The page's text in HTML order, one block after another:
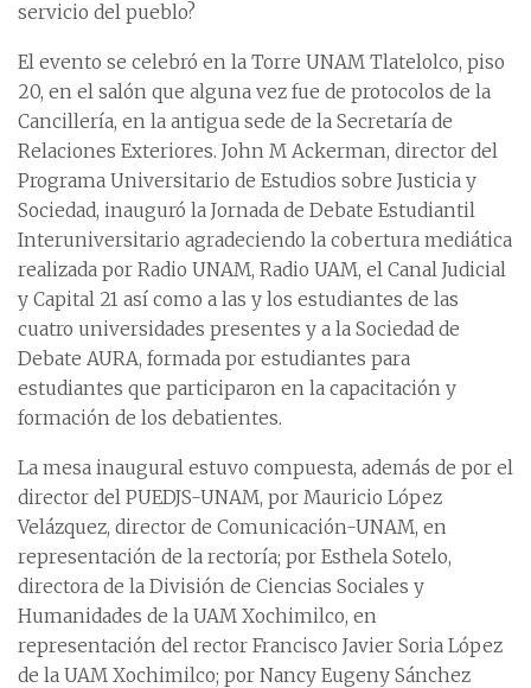
servicio del pueblo?
El evento se celebró en la Torre UNAM Tlatelolco, piso
20, en el salón que alguna vez fue de protocolos de la
Cancillería, en la antigua sede de la Secretaría de
Relaciones Exteriores. John M Ackerman, director del
Programa Universitario de Estudios sobre Justicia y
Sociedad, inauguró la Jornada de Debate Estudiantil
Interuniversitario agradeciendo la cobertura mediática
realizada por Radio UNAM, Radio UAM, el Canal Judicial
y Capital 21 así como a las y los estudiantes de las
cuatro universidades presentes y a la Sociedad de
Debate AURA, formada por estudiantes para
estudiantes que participaron en la capacitación y
formación de los debatientes.
La mesa inaugural estuvo compuesta, además de por el
director del PUEDJS-UNAM, por Mauricio López
Velázquez, director de Comunicación-UNAM, en
representación de la rectoría; por Esthela Sotelo,
directora de la División de Ciencias Sociales y
Humanidades de la UAM Xochimilco, en
representación del rector Francisco Javier Soria López
de la UAM Xochimilco; por Nancy Eugeny Sánchez